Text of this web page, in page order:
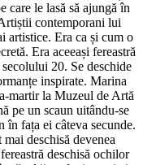
le lasă să ajungă în
contemporani lui
artistice. Era ca și cum o
Era aceeași fereastră
20. Se deschide
inspirate. Marina
martir la Muzeul de Artă
pe un scaun uitându-se
în fața ei câteva secunde.
deschisă devenea
deschisă ochilor